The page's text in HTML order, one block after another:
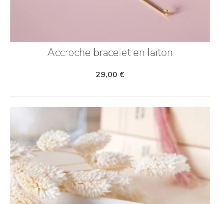
Accroche bracelet en laiton
29,00 €